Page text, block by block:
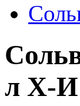
л Х-И